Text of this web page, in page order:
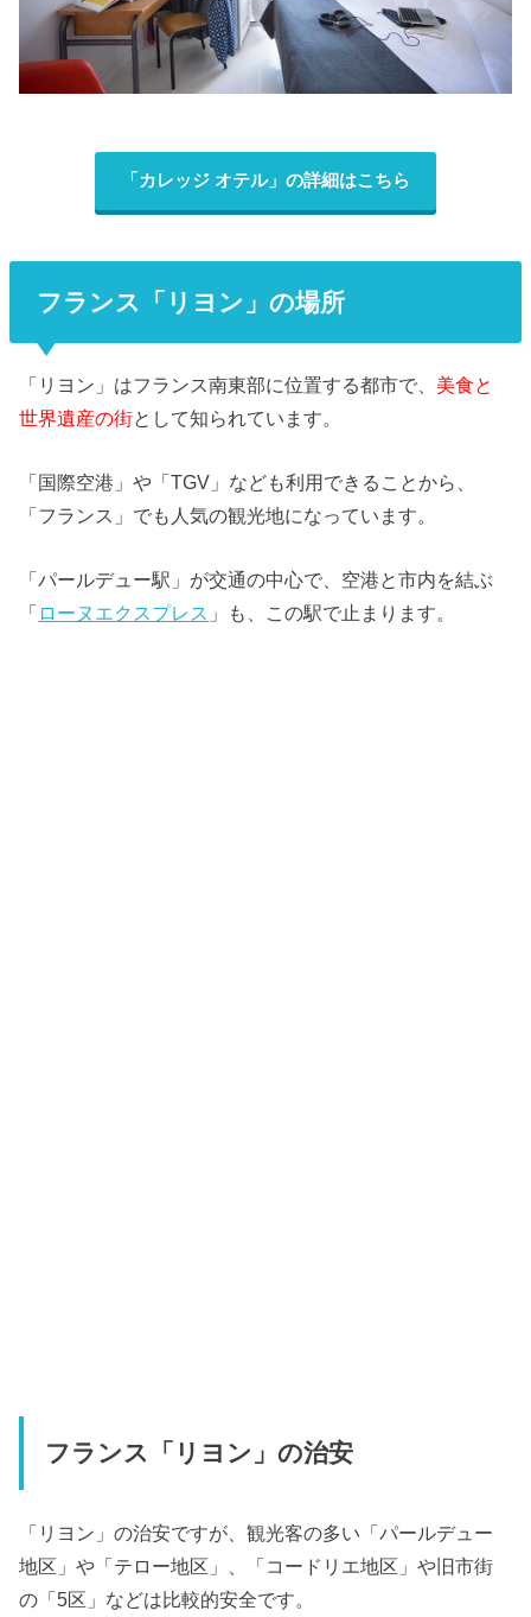
「カレッジ オテル」の詳細はこちら
フランス「リヨン」の場所
「リヨン」はフランス南東部に位置する都市で、 美食と
世界遺産の街として知られています。
「国際空港」や「TGV」なども利用できることから、
「フランス」でも人気の観光地になっています。
「パールデュー駅」が交通の中心で、空港と市内を結ぶ
「 ローヌエクスプレス 」も、この駅で止まります。
フランス「リヨン」の治安
「リヨン」の治安ですが、観光客の多い「パールデュー
地区」や「テロー地区」、「コードリエ地区」や旧市街
の「5区」などは比較的安全です。